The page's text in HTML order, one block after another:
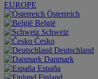
EUROPE
Österreich
België
Schweiz
Česko
Deutschland
Danmark
España
Finland